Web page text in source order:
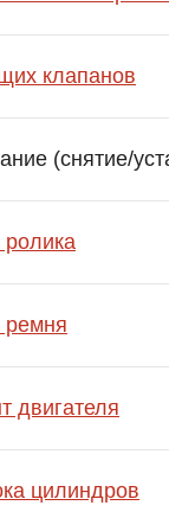
клапанов
(снятие/
ремня
двигателя
цилиндров